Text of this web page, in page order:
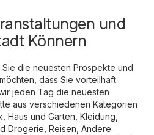
und
Könnern
die neuesten Prospekte und
dass Sie vorteilhaft
jeden Tag die neuesten
aus verschiedenen Kategorien
Haus und Garten Kleidung,
Drogerie Reisen Andere